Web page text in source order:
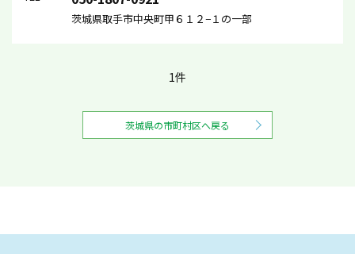
茨城県取手市中央町甲６１２−１の一部
1件
茨城県の市町村区へ戻る